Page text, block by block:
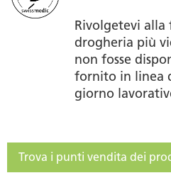
Rivolgetevi alla
drogheria più
non fosse
fornito in linea
giorno
Trova i punti vendita dei